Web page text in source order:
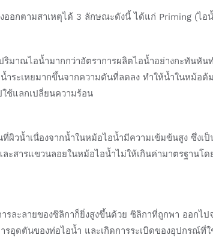
อกตามสาเหตุได้ 3 ลักษณะดังนี้ ได้แก่ Priming (ไอ
ริมาณไอน้ำมากกว่าอัตราการผลิตไอน้ำอย่างกะทัน
ระเหยมากขึ้นจากความดันที่ลดลง ทำให้น้ำในหม้อ
ช้แลกเปลี่ยนความร้อน
ผิวน้ำเนื่องจากน้ำในหม้อไอน้ำมีความเข้มข้นสูง ซึ่ง
ะสารแขวนลอยในหม้อไอน้ำไม่ให้เกินค่ามาตรฐานโ
รละลายของซิลิกาก็ยิ่งสูงขึ้นด้วย ซิลิกาที่ถูกพา ออก
รอุดตันของท่อไอน้ำ และเกิดการระเบิดของอุปกรณ์ที่